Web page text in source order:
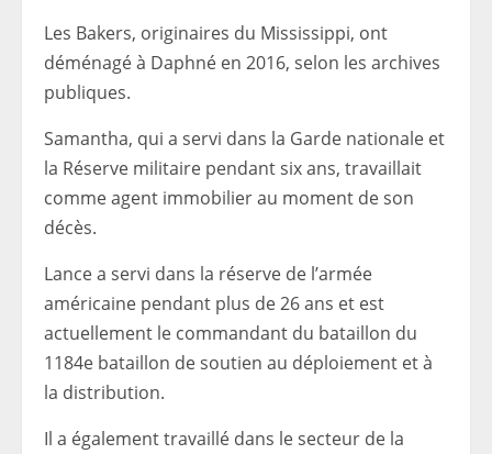
Les Bakers, originaires du Mississippi, ont
déménagé à Daphné en 2016, selon les archives
publiques.
Samantha, qui a servi dans la Garde nationale et
la Réserve militaire pendant six ans, travaillait
comme agent immobilier au moment de son
décès.
Lance a servi dans la réserve de l’armée
américaine pendant plus de 26 ans et est
actuellement le commandant du bataillon du
1184e bataillon de soutien au déploiement et à
la distribution.
Il a également travaillé dans le secteur de la